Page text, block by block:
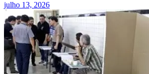
julho 13, 2026